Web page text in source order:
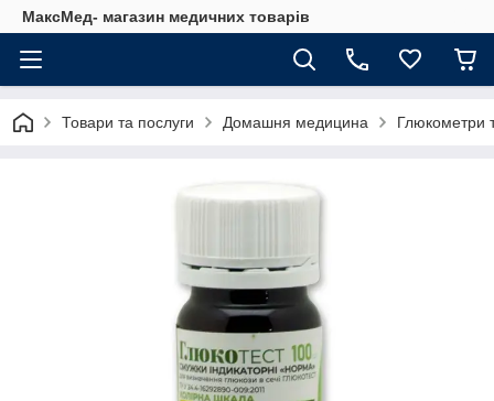
МаксМед- магазин медичних товарів
Товари та послуги Домашня медицина Глюкометри